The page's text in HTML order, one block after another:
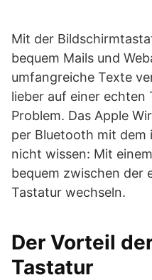
Mit der
bequem Mails und
umfangreiche Texte
lieber auf einer echten
Problem. Das Apple
per Bluetooth mit dem
nicht wissen: Mit
bequem zwischen der
Tastatur wechseln.
Der Vorteil
Tastatur